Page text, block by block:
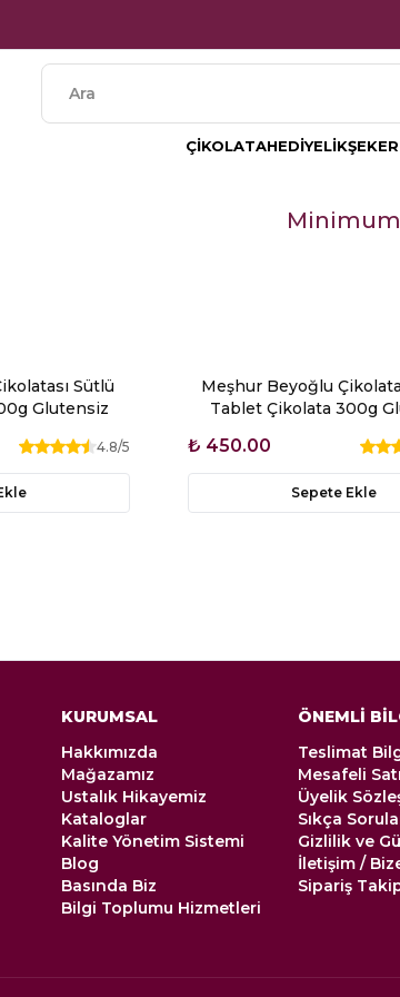
Ücretsiz
ÇİKOLATAHEDİYELİK
Sütlü
Glutensiz
4.8/5
Meşhur Beyoğlu
Tablet Çikolata 300g
₺ 450.00
Sepete Ekle
KURUMSAL
Hakkımızda
Mağazamız
Ustalık Hikayemiz
Kataloglar
Kalite Yönetim Sistemi
Blog
Basında Biz
Bilgi Toplumu Hizmetleri
ÖNEMLİ
Teslimat
Mesafeli
Üyelik
Sıkça
Gizlilik ve
İletişim /
Sipariş